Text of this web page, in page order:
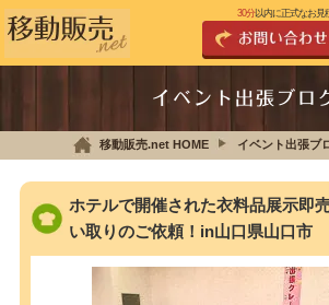
30分以内に正式なお見
イベント出張ブロ
移動販売.net HOME イベント出張ブ
ホテルで開催された衣料品展示即
い取りのご依頼！in山口県山口市